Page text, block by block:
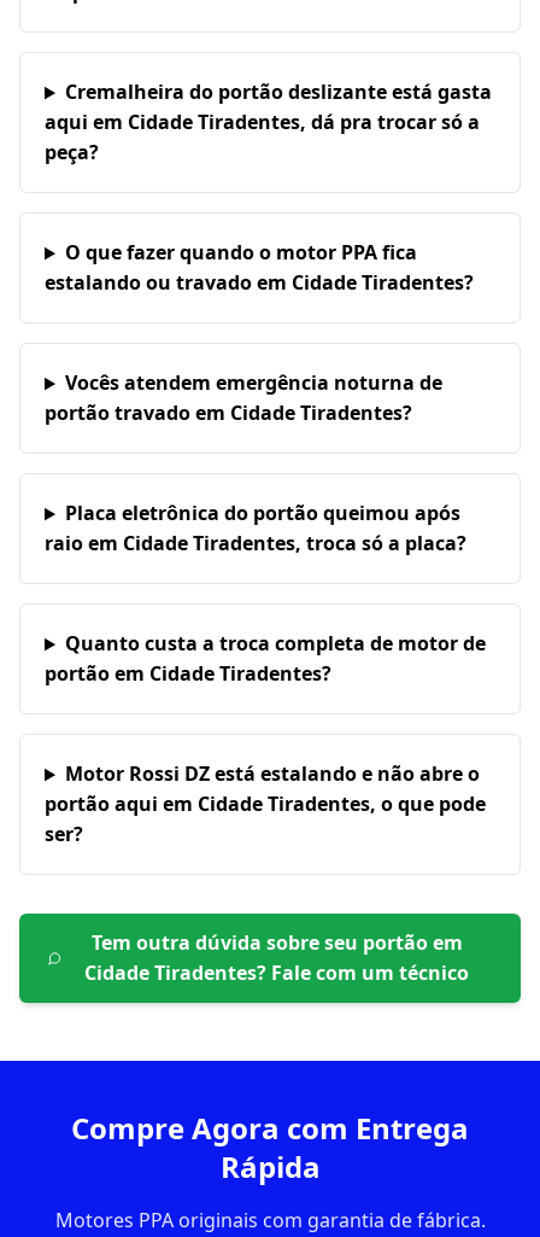
Cremalheira do portão deslizante está gasta
aqui em Cidade Tiradentes, dá pra trocar só a
peça?
O que fazer quando o motor PPA fica
estalando ou travado em Cidade Tiradentes?
Vocês atendem emergência noturna de
portão travado em Cidade Tiradentes?
Placa eletrônica do portão queimou após
raio em Cidade Tiradentes, troca só a placa?
Quanto custa a troca completa de motor de
portão em Cidade Tiradentes?
Motor Rossi DZ está estalando e não abre o
portão aqui em Cidade Tiradentes, o que pode
ser?
Tem outra dúvida sobre seu portão em
Cidade Tiradentes? Fale com um técnico
Compre Agora com Entrega
Rápida
Motores PPA originais com garantia de fábrica.